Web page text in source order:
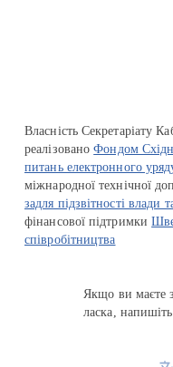
Власність Секретаріату
реалізованоФондом
питань електронного
міжнародної технічної
задля підзвітності влади
фінансової підтримки
співробітництва
Якщо ви маєте
ласка,